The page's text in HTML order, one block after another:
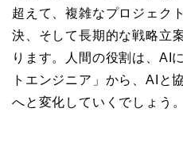
超えて、複雑なプロジェク
決、そして長期的な戦略立
ります。人間の役割は、AI
トエンジニア」から、AIと
へと変化していくでしょう。